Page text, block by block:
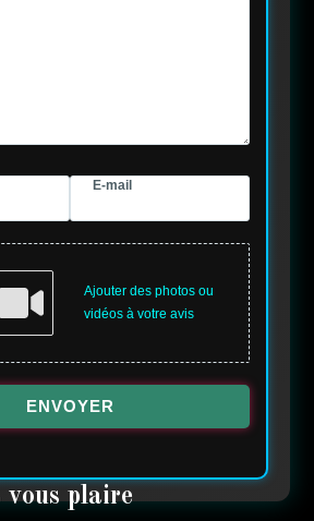
E-mail
Ajouter des photos ou
vidéos à votre avis
ENVOYER